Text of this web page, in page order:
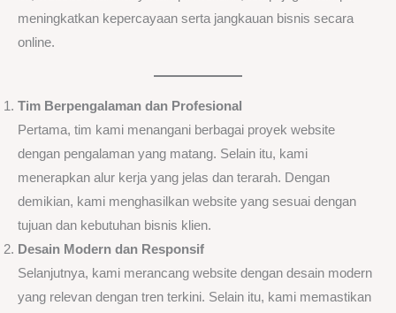
meningkatkan kepercayaan serta jangkauan bisnis secara
online.
Tim Berpengalaman dan Profesional
Pertama, tim kami menangani berbagai proyek website
dengan pengalaman yang matang. Selain itu, kami
menerapkan alur kerja yang jelas dan terarah. Dengan
demikian, kami menghasilkan website yang sesuai dengan
tujuan dan kebutuhan bisnis klien.
Desain Modern dan Responsif
Selanjutnya, kami merancang website dengan desain modern
yang relevan dengan tren terkini. Selain itu, kami memastikan